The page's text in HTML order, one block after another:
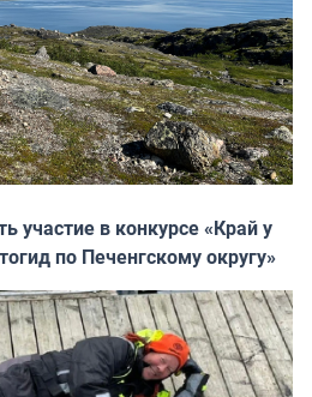
участие в конкурсе «Край у
по Печенгскому округу»